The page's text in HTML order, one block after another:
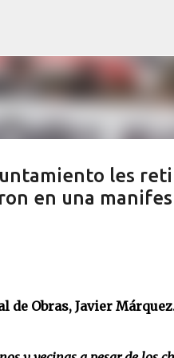
les
en una
de Obras, Javier